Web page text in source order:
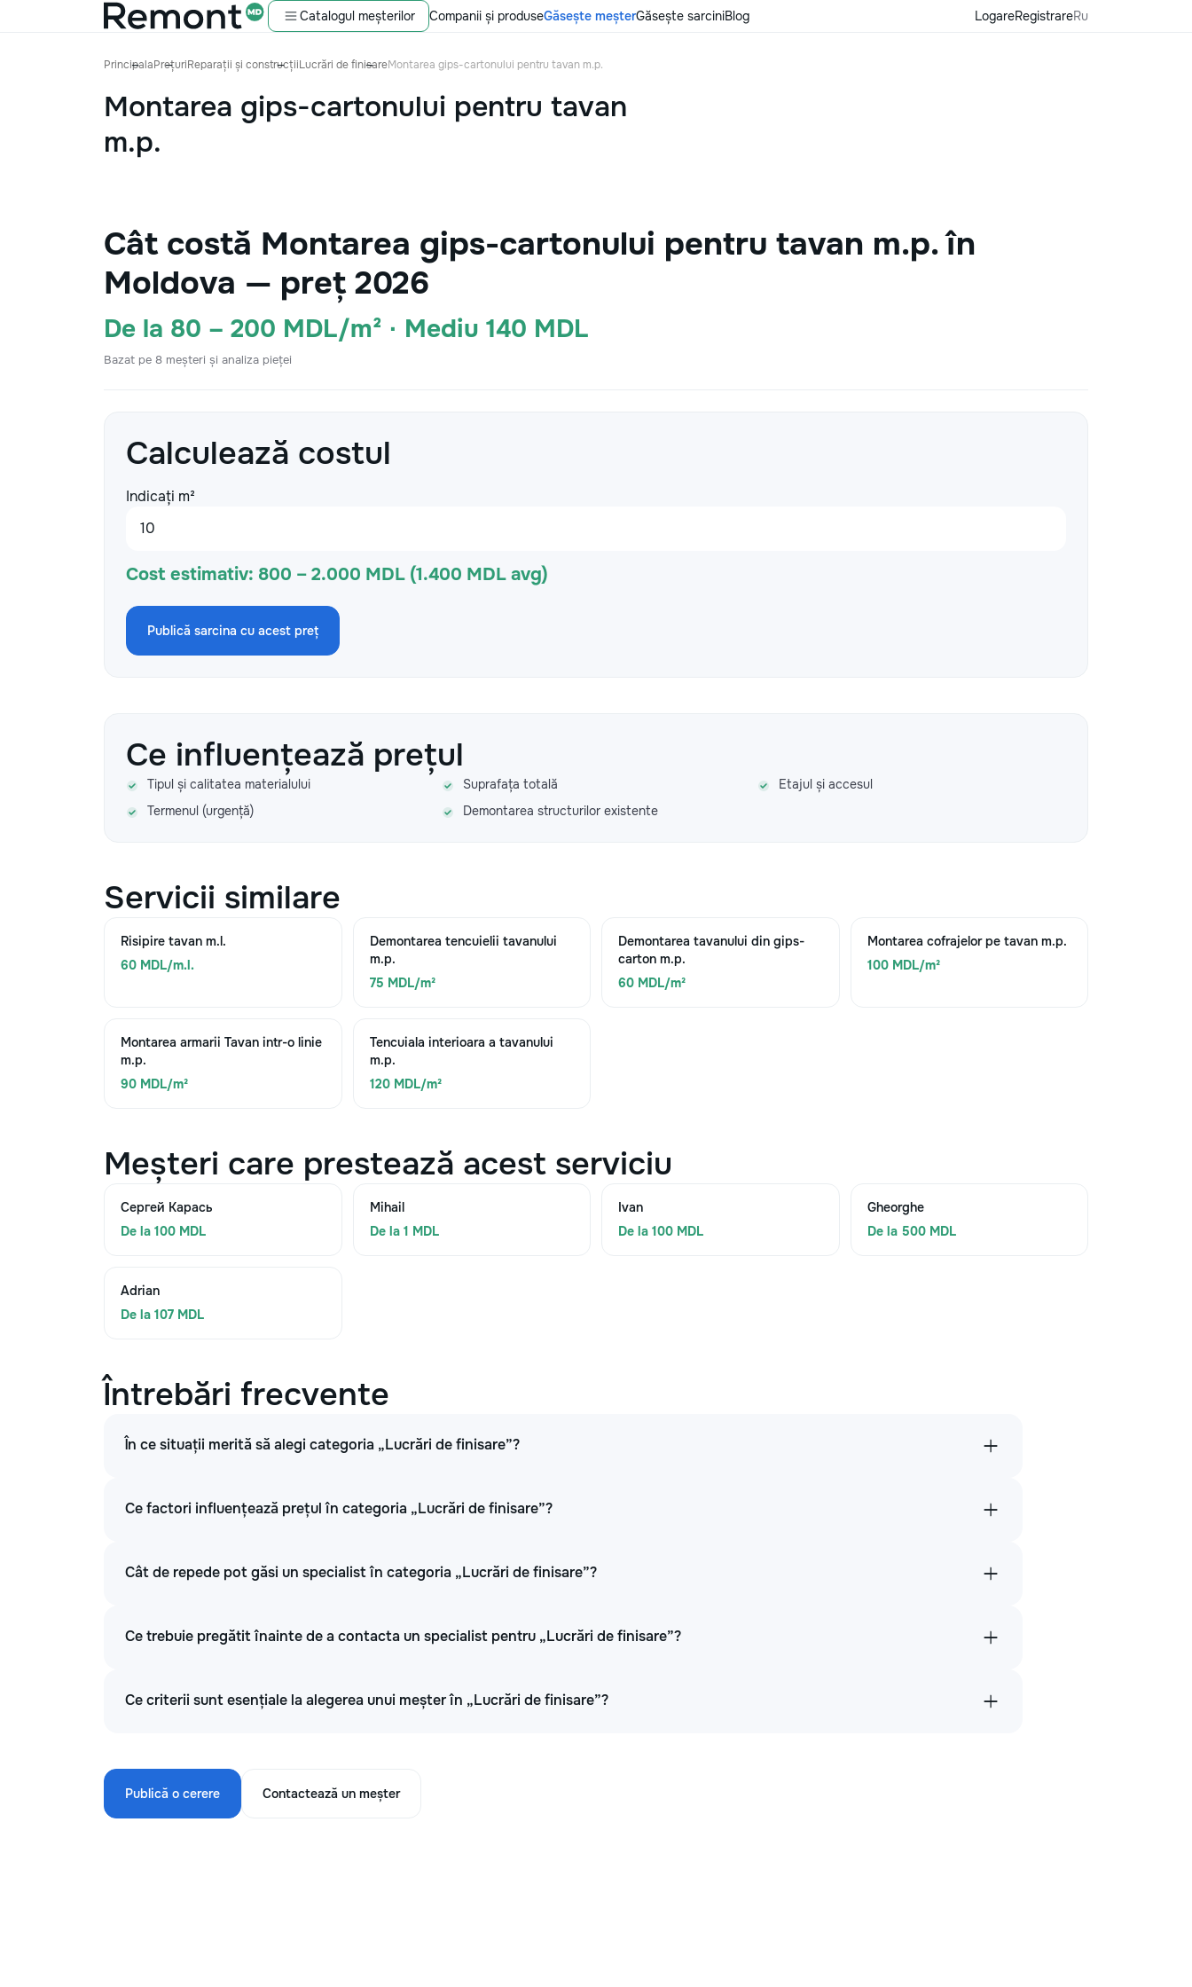
Catalogul meșterilor Companii și produseGăsește meșterGăsește sarciniBlog LogareRegistrareRu
PrincipalaPrețuriReparații și construcțiiLucrări de finisareMontarea gips-cartonului pentru tavan m.p.
Montarea gips-cartonului pentru tavan
m.p.
Cât costă Montarea gips-cartonului pentru tavan m.p. în
Moldova — preț 2026
De la 80 – 200 MDL/m² · Mediu 140 MDL
Bazat pe 8 meșteri și analiza pieței
Calculează costul
Indicați m²
Cost estimativ: 800 – 2.000 MDL (1.400 MDL avg)
Publică sarcina cu acest preț
Ce influențează prețul
Tipul și calitatea materialului Suprafața totală
Etajul și accesul
Termenul (urgență)
Demontarea structurilor existente
Servicii similare
Risipire tavan m.l.
60 MDL/m.l.
Demontarea tencuielii tavanului
m.p.
75 MDL/m²
Demontarea tavanului din gips-
carton m.p.
60 MDL/m²
Montarea cofrajelor pe tavan m.p.
100 MDL/m²
Montarea armarii Tavan intr-o linie
m.p.
90 MDL/m²
Tencuiala interioara a tavanului
m.p.
120 MDL/m²
Meșteri care prestează acest serviciu
Сергей Карась
De la 100 MDL
Mihail
De la 1 MDL
Ivan
De la 100 MDL
Gheorghe
De la 500 MDL
Adrian
De la 107 MDL
Întrebări frecvente
În ce situații merită să alegi categoria „Lucrări de finisare”?
Ce factori influențează prețul în categoria „Lucrări de finisare”?
Cât de repede pot găsi un specialist în categoria „Lucrări de finisare”?
Ce trebuie pregătit înainte de a contacta un specialist pentru „Lucrări de finisare”?
Ce criterii sunt esențiale la alegerea unui meșter în „Lucrări de finisare”?
Publică o cerere Contactează un meșter